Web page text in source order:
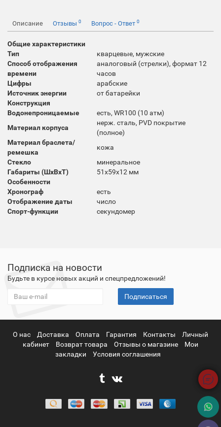
Описание Отзывы 0 Вопрос - Ответ 0
Общие характеристики
Тип
кварцевые, мужские
Способ отображения
времени
аналоговый (стрелки), формат 12
часов
Цифры
арабские
Источник энергии
от батарейки
Конструкция
Водонепроницаемые
есть, WR100 (10 атм)
Материал корпуса
нерж. сталь, PVD покрытие
(полное)
Материал браслета/
ремешка
кожа
Стекло
минеральное
Габариты (ШхВхТ)
51x59x12 мм
Особенности
Хронограф
есть
Отображение даты
число
Спорт-функции
секундомер
Подписка на новости
Будьте в курсе новых акций и спецпредложений!
Подписаться
О нас Доставка Оплата Гарантия Контакты
Личный
кабинет
Возврат товара Отзывы о магазине
Мои
закладки
Условия соглашения